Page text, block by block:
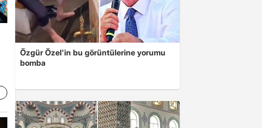
Özgür Özel'in bu görüntülerine yorumu
bomba